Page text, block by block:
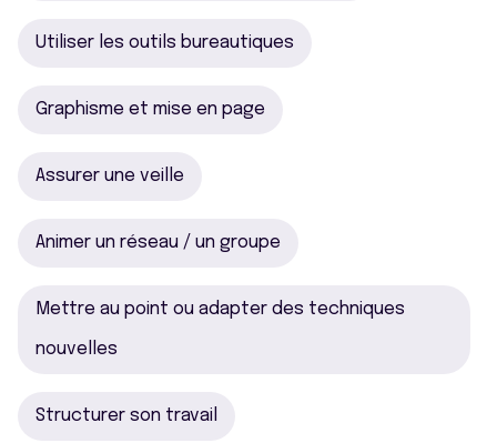
Utiliser les outils bureautiques
Graphisme et mise en page
Assurer une veille
Animer un réseau / un groupe
Mettre au point ou adapter des techniques
nouvelles
Structurer son travail